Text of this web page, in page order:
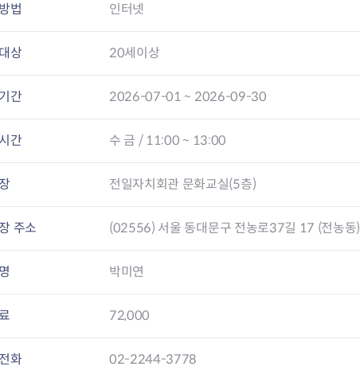
법 인터넷
상 20세이상
간 2026-07-01 ~ 2026-09-30
간 수 금 / 11:00 ~ 13:00
전일자치회관 문화교실(5층)
주소 (02556) 서울 동대문구 전농로37길 17 (전농동)
박미연
72,000
화 02-2244-3778